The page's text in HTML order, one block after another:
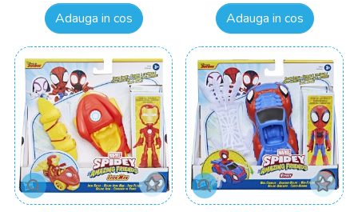
Adauga in cos
Adauga in cos